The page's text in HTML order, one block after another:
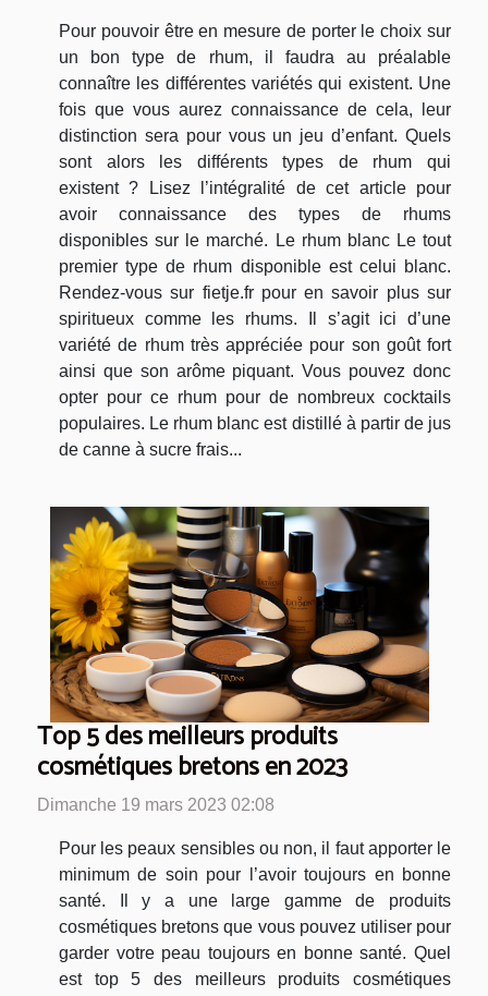
Pour pouvoir être en mesure de porter le choix sur
un bon type de rhum, il faudra au préalable
connaître les différentes variétés qui existent. Une
fois que vous aurez connaissance de cela, leur
distinction sera pour vous un jeu d’enfant. Quels
sont alors les différents types de rhum qui
existent ? Lisez l’intégralité de cet article pour
avoir connaissance des types de rhums
disponibles sur le marché. Le rhum blanc Le tout
premier type de rhum disponible est celui blanc.
Rendez-vous sur fietje.fr pour en savoir plus sur
spiritueux comme les rhums. Il s’agit ici d’une
variété de rhum très appréciée pour son goût fort
ainsi que son arôme piquant. Vous pouvez donc
opter pour ce rhum pour de nombreux cocktails
populaires. Le rhum blanc est distillé à partir de jus
de canne à sucre frais...
Top 5 des meilleurs produits
cosmétiques bretons en 2023
Dimanche 19 mars 2023 02:08
Pour les peaux sensibles ou non, il faut apporter le
minimum de soin pour l’avoir toujours en bonne
santé. Il y a une large gamme de produits
cosmétiques bretons que vous pouvez utiliser pour
garder votre peau toujours en bonne santé. Quel
est top 5 des meilleurs produits cosmétiques